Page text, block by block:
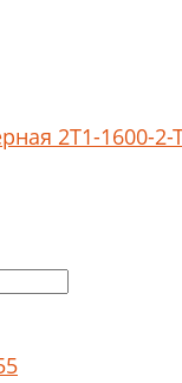
2Т1-1600-2-